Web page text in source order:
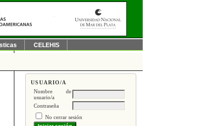
USUARIO/A
Nombre de
usuario/a
Contraseña
No cerrar sesión
CELEHIS